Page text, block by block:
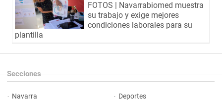
FOTOS | Navarrabiomed muestra
su trabajo y exige mejores
condiciones laborales para su
plantilla
Secciones
Navarra Deportes